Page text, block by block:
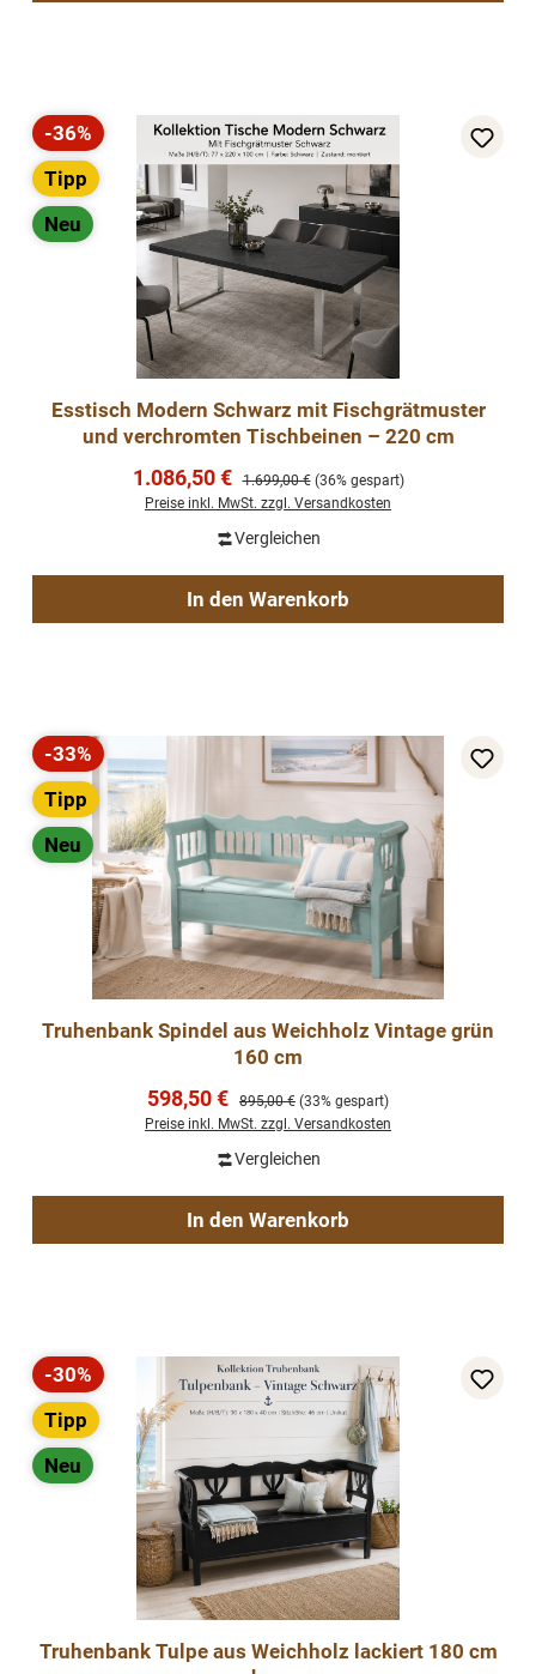
Rabatt
-36%
Tipp
Neu
Esstisch Modern Schwarz mit Fischgrätmuster
und verchromten Tischbeinen – 220 cm
Verkaufspreis:
1.086,50 € Regulärer Preis:
1.699,00 € (36% gespart)
Preise inkl. MwSt. zzgl. Versandkosten
Vergleichen
In den Warenkorb
Rabatt
-33%
Tipp
Neu
Truhenbank Spindel aus Weichholz Vintage grün
160 cm
Verkaufspreis:
598,50 € Regulärer Preis:
895,00 € (33% gespart)
Preise inkl. MwSt. zzgl. Versandkosten
Vergleichen
In den Warenkorb
Rabatt
-30%
Tipp
Neu
Truhenbank Tulpe aus Weichholz lackiert 180 cm